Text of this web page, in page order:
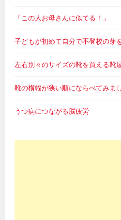
「この人お母さんに似てる！」
子どもが初めて自分で不登校の芽
左右別々のサイズの靴を買える靴
靴の横幅が狭い順にならべてみま
うつ病につながる脳疲労